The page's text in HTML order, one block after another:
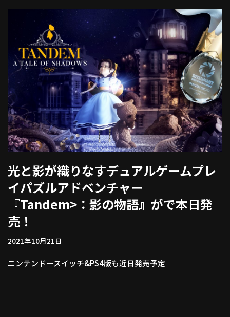
光と影が織りなすデュアルゲームプレ
イパズルアドベンチャー
『Tandem>：影の物語』がで本日発
売！
2021年10月21日
ニンテンドースイッチ&PS4版も近日発売予定